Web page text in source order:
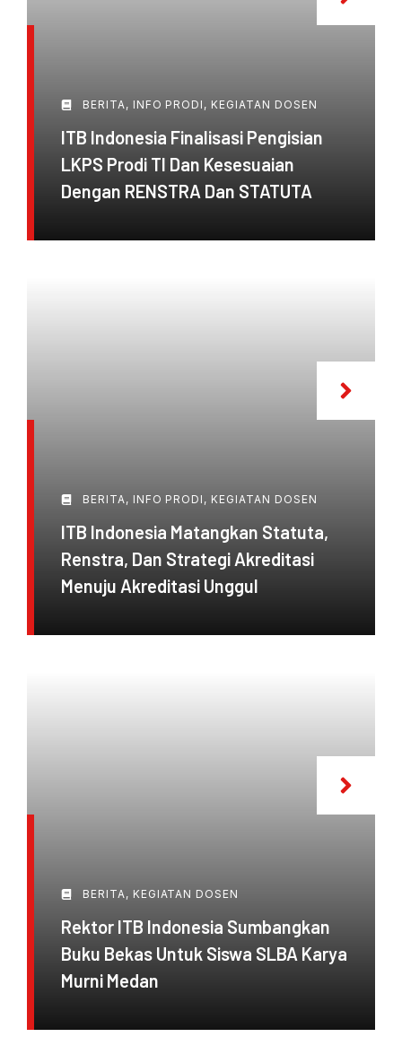
BERITA, INFO PRODI , KEGIATAN DOSEN
ITB Indonesia Finalisasi Pengisian
LKPS Prodi TI Dan Kesesuaian
Dengan RENSTRA Dan STATUTA
BERITA, INFO PRODI , KEGIATAN DOSEN
ITB Indonesia Matangkan Statuta,
Renstra, Dan Strategi Akreditasi
Menuju Akreditasi Unggul
BERITA, KEGIATAN DOSEN
Rektor ITB Indonesia Sumbangkan
Buku Bekas Untuk Siswa SLBA Karya
Murni Medan